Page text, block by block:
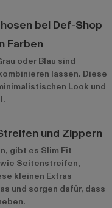
bei Def-Shop
Farben
oder Blau sind
lassen. Diese
Look und
und Zippern
gibt es Slim Fit
Seitenstreifen,
kleinen Extras
und sorgen dafür, dass